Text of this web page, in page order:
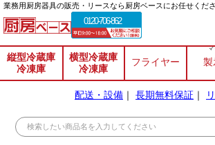
業務⽤厨房器具の販売・リースなら厨房ベースにお任せくださ
0120-706-862
縦型冷蔵庫
冷凍庫
横型冷蔵庫
冷凍庫
フライヤー 製
配送・設備 ｜ 長期無料保証 ｜